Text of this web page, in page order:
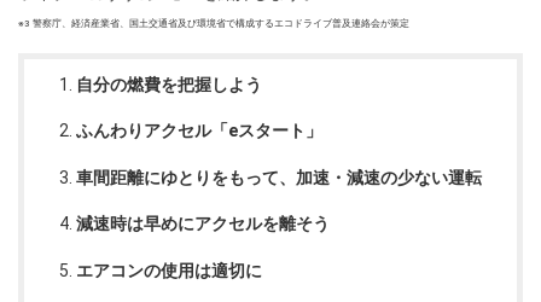
※3 警察庁、経済産業省、国土交通省及び環境省で構成するエコドライブ普及連絡会が策定
自分の燃費を把握しよう
ふんわりアクセル「eスタート」
車間距離にゆとりをもって、加速・減速の少ない運転
減速時は早めにアクセルを離そう
エアコンの使用は適切に